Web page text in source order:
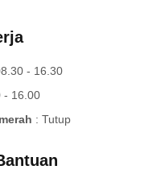
- 16.30
- 16.00
: Tutup